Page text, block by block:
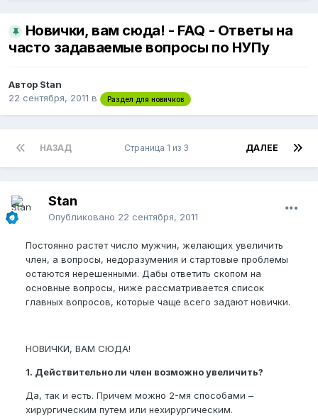
Новички, вам сюда! - FAQ - Ответы на
часто задаваемые вопросы по НУПу
Автор Stan
22 сентября, 2011 в Раздел для новичков
НАЗАД ДАЛЕЕ
Страница 1 из 3
Stan
Опубликовано 22 сентября, 2011
Постоянно растет число мужчин, желающих увеличить
член, а вопросы, недоразумения и стартовые проблемы
остаются нерешенными. Дабы ответить скопом на
основные вопросы, ниже рассматривается список
главных вопросов, которые чаще всего задают новички.
НОВИЧКИ, ВАМ СЮДА!
1. Действительно ли член возможно увеличить?
Да, так и есть. Причем можно 2-мя способами –
хирургическим путем или нехирургическим.